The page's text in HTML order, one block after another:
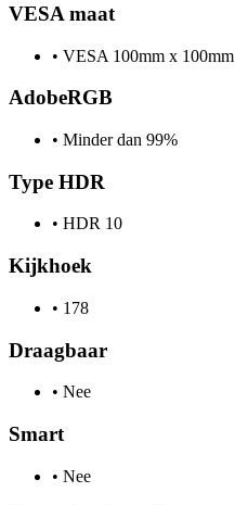
VESA maat
• VESA 100mm x 100mm
AdobeRGB
• Minder dan 99%
Type HDR
• HDR 10
Kijkhoek
• 178
Draagbaar
• Nee
Smart
• Nee